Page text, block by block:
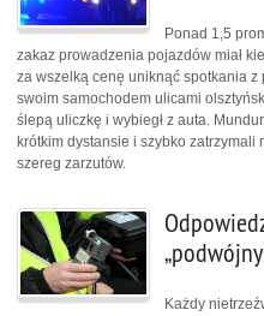
Ponad 1,5
zakaz prowadzenia pojazdów miał
za wszelką cenę uniknąć spotkania z
swoim samochodem ulicami
ślepą uliczkę i wybiegł z auta.
krótkim dystansie i szybko zatrzymali
szereg zarzutów.
Każdy